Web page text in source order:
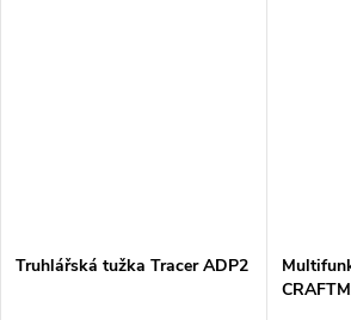
Truhlářská tužka Tracer ADP2